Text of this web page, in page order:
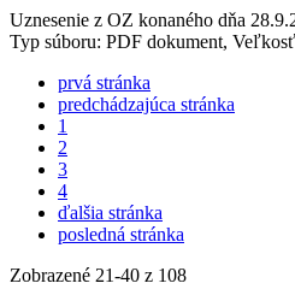
Uznesenie z OZ konaného dňa
Typ súboru: PDF dokument,
prvá stránka
predchádzajúca stránka
1
2
3
4
ďalšia stránka
posledná stránka
Zobrazené 21-40 z 108